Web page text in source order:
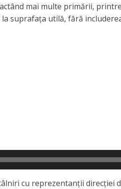
mai multe primării,
suprafața utilă, fără
cu reprezentanții direcției